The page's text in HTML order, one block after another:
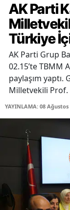
AK Parti
Türkiye
AK Parti Grup
02.15’te TBMM
paylaşım
Milletvekili Prof.
YAYINLAMA: 08 Ağustos